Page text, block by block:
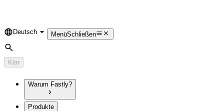
Language
Deutsch MenüSchließen
Suche
Klar
Warum Fastly?
Produkte